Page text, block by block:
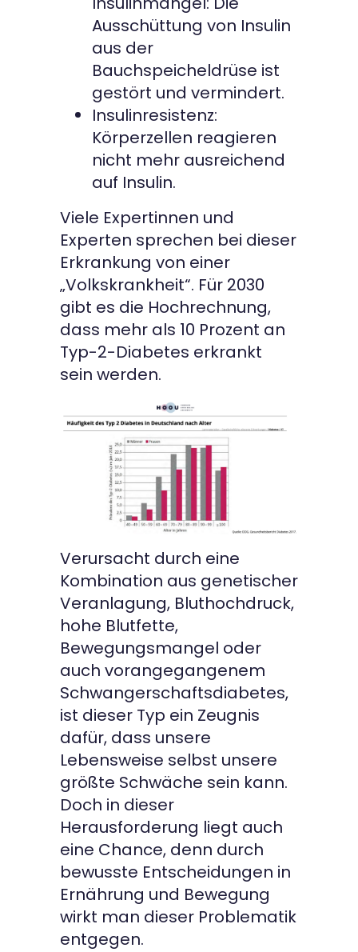
Ausschüttung von Insulin
aus der
Bauchspeicheldrüse ist
gestört und vermindert.
Insulinresistenz:
Körperzellen reagieren
nicht mehr ausreichend
auf Insulin.
Viele Expertinnen und
Experten sprechen bei dieser
Erkrankung von einer
„Volkskrankheit“. Für 2030
gibt es die Hochrechnung,
dass mehr als 10 Prozent an
Typ-2-Diabetes erkrankt
sein werden.
Verursacht durch eine
Kombination aus genetischer
Veranlagung, Bluthochdruck,
hohe Blutfette,
Bewegungsmangel oder
auch vorangegangenem
Schwangerschaftsdiabetes,
ist dieser Typ ein Zeugnis
dafür, dass unsere
Lebensweise selbst unsere
größte Schwäche sein kann.
Doch in dieser
Herausforderung liegt auch
eine Chance, denn durch
bewusste Entscheidungen in
Ernährung und Bewegung
wirkt man dieser Problematik
entgegen.